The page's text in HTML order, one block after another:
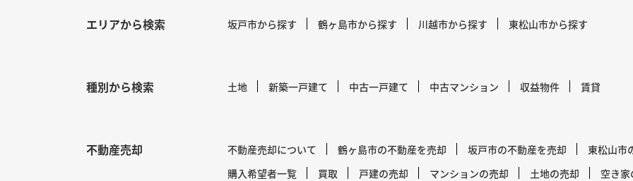
エリアから検索 坂戸市から探す 鶴ヶ島市から探す 川越市から探す 東松山市から探す
種別から検索 土地 新築一戸建て 中古一戸建て 中古マンション 収益物件 賃貸
不動産売却 不動産売却について 鶴ヶ島市の不動産を売却 坂戸市の不動産を売却
東松山市
購入希望者一覧
買取 戸建の売却 マンションの売却 土地の売却 空き